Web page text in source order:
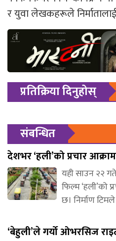
र युवा लेखकहरूले
प्रतिक्रिया दिनुहोस्
संबन्धित
देशभर ‘हली’को प्रचार
यही साउन २२
फिल्म ‘हली’को
छ। निर्माण टिमले
‘बेहुली’ले गर्यो ओभरसिज